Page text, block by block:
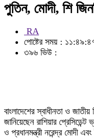
পুতিন, মোদী, শি
RA
পোষ্টের সময় :
৩৯৬ ভিউ :
বাংলাদেশের স্বাধীনতা ও
জানিয়েছেন রাশিয়ার
ও প্রধানমন্ত্রী নরেন্দ্র মোদী এবং